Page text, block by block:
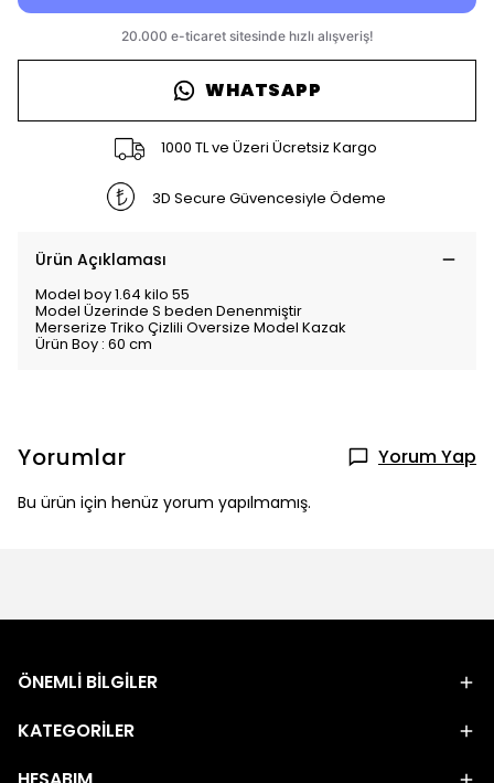
WHATSAPP
1000 TL ve Üzeri Ücretsiz Kargo
3D Secure Güvencesiyle Ödeme
Ürün Açıklaması
Model boy 1.64 kilo 55
Model Üzerinde S beden Denenmiştir
Merserize Triko Çizlili Oversize Model Kazak
Ürün Boy : 60 cm
Yorumlar Yorum Yap
Bu ürün için henüz yorum yapılmamış.
ÖNEMLİ BİLGİLER
KATEGORİLER